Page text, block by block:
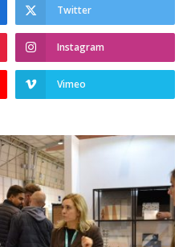
Twitter
Instagram
Vimeo